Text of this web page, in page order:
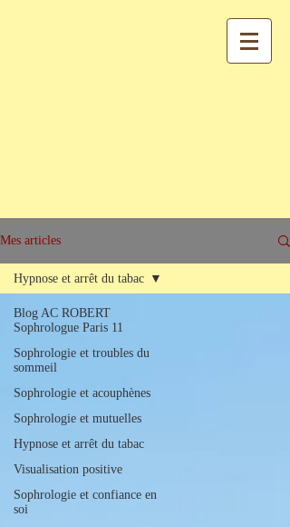
Mes articles
Blog AC ROBERT
Sophrologue Paris 11
Sophrologie et troubles du
sommeil
Sophrologie et acouphènes
Sophrologie et mutuelles
Hypnose et arrêt du tabac
Visualisation positive
Sophrologie et confiance en
soi
Hypnose et arrêt du tabac